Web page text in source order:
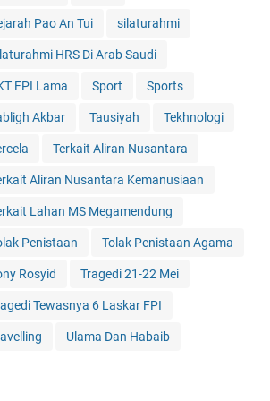
Pao An Tui silaturahmi
HRS Di Arab Saudi
FPI Lama Sport Sports
Akbar Tausiyah Tekhnologi
Terkait Aliran Nusantara
Aliran Nusantara Kemanusiaan
Lahan MS Megamendung
Penistaan Tolak Penistaan Agama
Rosyid Tragedi 21-22 Mei
Tewasnya 6 Laskar FPI
Ulama Dan Habaib